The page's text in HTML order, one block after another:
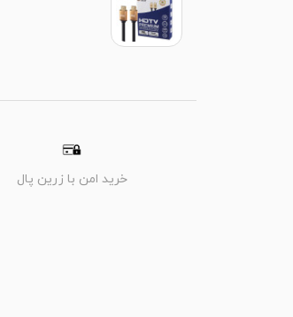
خرید امن با زرین پال